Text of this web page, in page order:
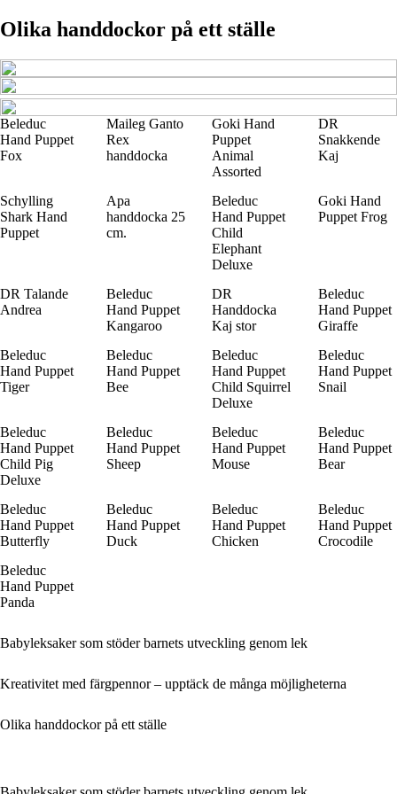
Olika handdockor på ett ställe
Beleduc
Hand Puppet
Fox
Maileg Ganto
Rex
handdocka
Goki Hand
Puppet
Animal
Assorted
DR
Snakkende
Kaj
Schylling
Shark Hand
Puppet
Apa
handdocka 25
cm.
Beleduc
Hand Puppet
Child
Elephant
Deluxe
Goki Hand
Puppet Frog
DR Talande
Andrea
Beleduc
Hand Puppet
Kangaroo
DR
Handdocka
Kaj stor
Beleduc
Hand Puppet
Giraffe
Beleduc
Hand Puppet
Tiger
Beleduc
Hand Puppet
Bee
Beleduc
Hand Puppet
Child Squirrel
Deluxe
Beleduc
Hand Puppet
Snail
Beleduc
Hand Puppet
Child Pig
Deluxe
Beleduc
Hand Puppet
Sheep
Beleduc
Hand Puppet
Mouse
Beleduc
Hand Puppet
Bear
Beleduc
Hand Puppet
Butterfly
Beleduc
Hand Puppet
Duck
Beleduc
Hand Puppet
Chicken
Beleduc
Hand Puppet
Crocodile
Beleduc
Hand Puppet
Panda
Babyleksaker som stöder barnets utveckling genom lek
Kreativitet med färgpennor – upptäck de många möjligheterna
Olika handdockor på ett ställe